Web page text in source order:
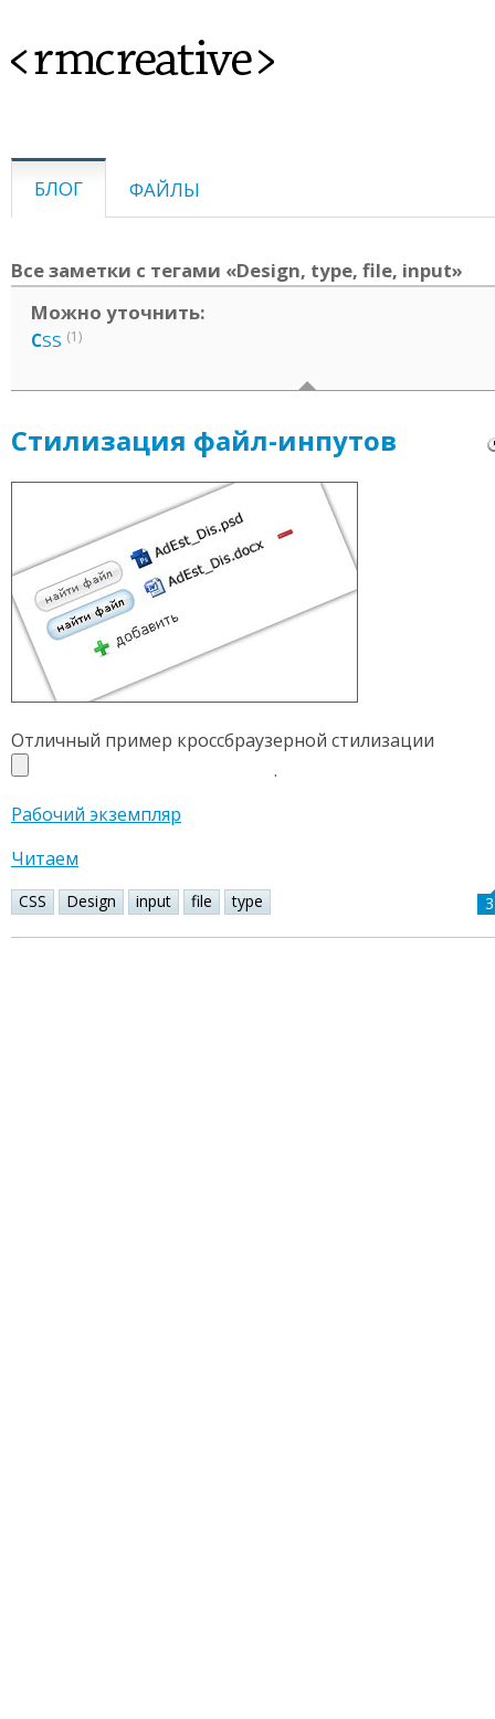
<rmcreative>
БЛОГ ФАЙЛЫ
Все заметки с тегами «Design, type, file, input»
Можно уточнить:
CSS (1)
Cтилизация файл-инпутов
Отличный пример кроссбраузерной стилизации
.
Рабочий экземпляр
Читаем
CSS Design input file type